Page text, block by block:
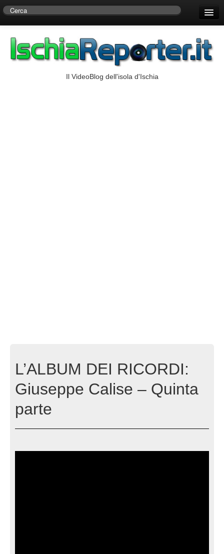
Centro di Ricerche Storiche D’Ambra
Il VideoBlog dell'isola d'Ischia
L’ALBUM DEI RICORDI:
Giuseppe Calise – Quinta
parte